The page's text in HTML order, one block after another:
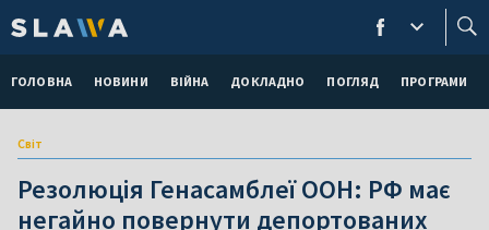
ГОЛОВНА НОВИНИ ВІЙНА ДОКЛАДНО ПОГЛЯД ПРОГРАМИ
Світ
Резолюція Генасамблеї ООН: РФ має
негайно повернути депортованих